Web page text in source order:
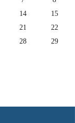
14
15
21
22
28
29